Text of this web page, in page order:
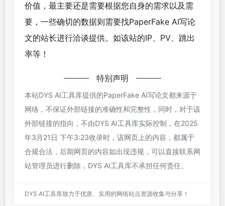
价值，最主要还是需要根据您自身的需求以及需
要，一些确切的数据则需要找PaperFake AI写论
文的站长进行洽谈提供。如该站的IP、PV、跳出
率等！
特别声明
本站DYS AI工具库提供的PaperFake AI写论文都来源于
网络，不保证外部链接的准确性和完整性，同时，对于该
外部链接的指向，不由DYS AI工具库实际控制，在2025
年3月21日 下午3:23收录时，该网页上的内容，都属于
合规合法，后期网页的内容如出现违规，可以直接联系网
站管理员进行删除，DYS AI工具库不承担任何责任。
DYS AI工具库致力于优质、实用的网络站点资源收集与分享！